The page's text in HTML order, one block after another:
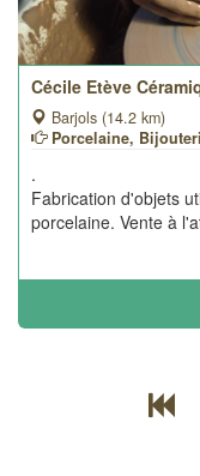
Cécile Etève
Barjols (14.2 km)
Porcelaine,
.
Fabrication d'objets
porcelaine. Vente à